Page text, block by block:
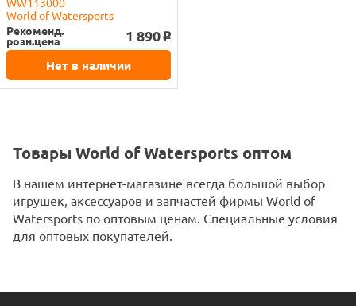
World of Watersports
Рекоменд.
розн.цена 1 890 o
Нет в наличии
Товары World of Watersports оптом
В нашем интернет-магазине всегда большой выбор
игрушек, аксессуаров и запчастей фирмы World of
Watersports по оптовым ценам. Специальные условия
для оптовых покупателей.